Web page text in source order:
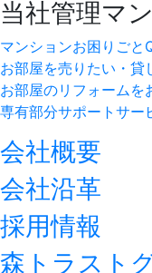
当社管理マ
マンションお困りごと
お部屋を売りたい・貸
お部屋のリフォームを
専有部分サポートサー
会社概要
会社沿革
採用情報
森トラスト